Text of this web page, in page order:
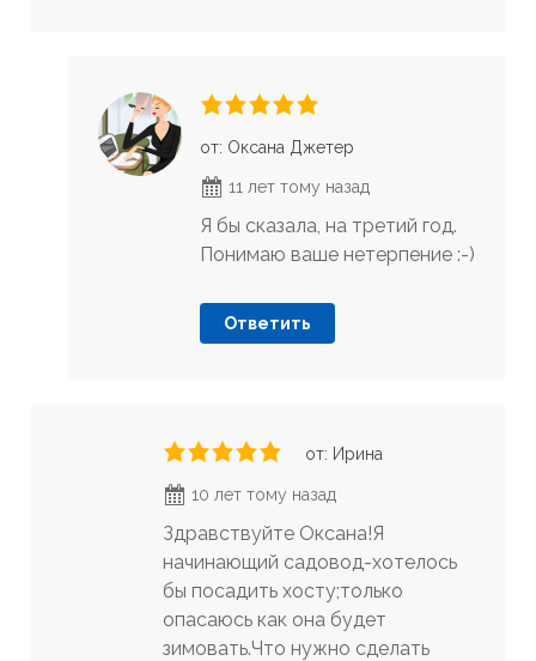
от: Оксана Джетер
11 лет тому назад
Я бы сказала, на третий год.
Понимаю ваше нетерпение :-)
Ответить
от: Ирина
10 лет тому назад
Здравствуйте Оксана!Я
начинающий садовод-хотелось
бы посадить хосту;только
опасаюсь как она будет
зимовать.Что нужно сделать